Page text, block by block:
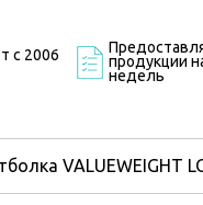
с 2006
продукции
недель
VALUEWEIGHT